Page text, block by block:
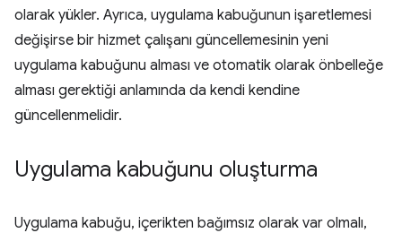
olarak yükler. Ayrıca, uygulama kabuğunun işaretlemesi
değişirse bir hizmet çalışanı güncellemesinin yeni
uygulama kabuğunu alması ve otomatik olarak önbelleğe
alması gerektiği anlamında da kendi kendine
güncellenmelidir.
Uygulama kabuğunu oluşturma
Uygulama kabuğu, içerikten bağımsız olarak var olmalı,